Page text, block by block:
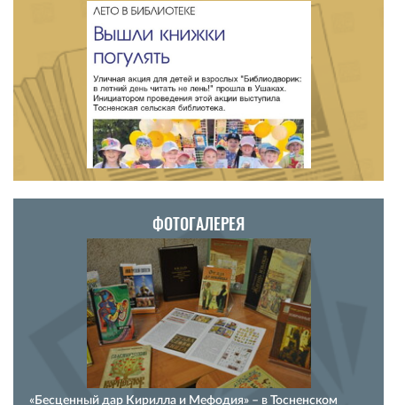
ФОТОГАЛЕРЕЯ
«Бесценный дар Кирилла и Мефодия» – в Тосненском